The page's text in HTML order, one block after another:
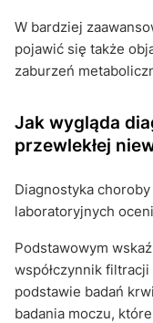
W bardziej
pojawić się także
zaburzeń
Jak wygląda
przewlekłej
Diagnostyka
laboratoryjnych
Podstawowym
współczynnik
podstawie badań
badania moczu,